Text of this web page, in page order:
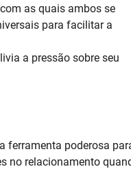
as quais ambos se
para facilitar a
a pressão sobre seu
ferramenta poderosa
no relacionamento